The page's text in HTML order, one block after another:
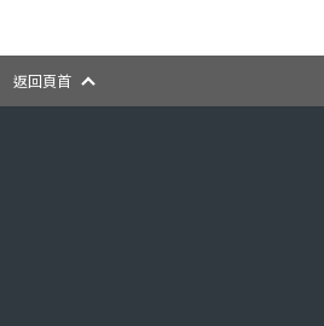
返回頁首